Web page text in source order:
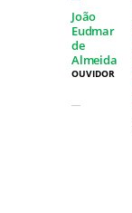
João
Eudmar
de
Almeida
OUVIDOR